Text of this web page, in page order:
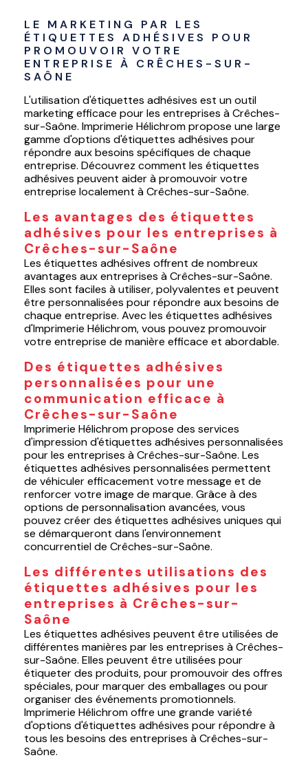
LE MARKETING PAR LES
ÉTIQUETTES ADHÉSIVES POUR
PROMOUVOIR VOTRE
ENTREPRISE À CRÊCHES-SUR-
SAÔNE
L'utilisation d'étiquettes adhésives est un outil
marketing efficace pour les entreprises à Crêches-
sur-Saône. Imprimerie Hélichrom propose une large
gamme d'options d'étiquettes adhésives pour
répondre aux besoins spécifiques de chaque
entreprise. Découvrez comment les étiquettes
adhésives peuvent aider à promouvoir votre
entreprise localement à Crêches-sur-Saône.
Les avantages des étiquettes
adhésives pour les entreprises à
Crêches-sur-Saône
Les étiquettes adhésives offrent de nombreux
avantages aux entreprises à Crêches-sur-Saône.
Elles sont faciles à utiliser, polyvalentes et peuvent
être personnalisées pour répondre aux besoins de
chaque entreprise. Avec les étiquettes adhésives
d'Imprimerie Hélichrom, vous pouvez promouvoir
votre entreprise de manière efficace et abordable.
Des étiquettes adhésives
personnalisées pour une
communication efficace à
Crêches-sur-Saône
Imprimerie Hélichrom propose des services
d'impression d'étiquettes adhésives personnalisées
pour les entreprises à Crêches-sur-Saône. Les
étiquettes adhésives personnalisées permettent
de véhiculer efficacement votre message et de
renforcer votre image de marque. Grâce à des
options de personnalisation avancées, vous
pouvez créer des étiquettes adhésives uniques qui
se démarqueront dans l'environnement
concurrentiel de Crêches-sur-Saône.
Les différentes utilisations des
étiquettes adhésives pour les
entreprises à Crêches-sur-
Saône
Les étiquettes adhésives peuvent être utilisées de
différentes manières par les entreprises à Crêches-
sur-Saône. Elles peuvent être utilisées pour
étiqueter des produits, pour promouvoir des offres
spéciales, pour marquer des emballages ou pour
organiser des événements promotionnels.
Imprimerie Hélichrom offre une grande variété
d'options d'étiquettes adhésives pour répondre à
tous les besoins des entreprises à Crêches-sur-
Saône.